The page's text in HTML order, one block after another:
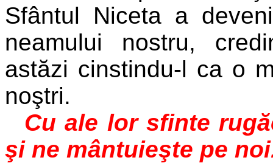
Sfântul Niceta a
neamului nostru,
astăzi cinstindu-l ca o
noştri.
Cu ale lor sfinte
şi ne mântuieşte pe